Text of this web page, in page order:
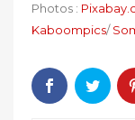
Photos :
Kaboompics/